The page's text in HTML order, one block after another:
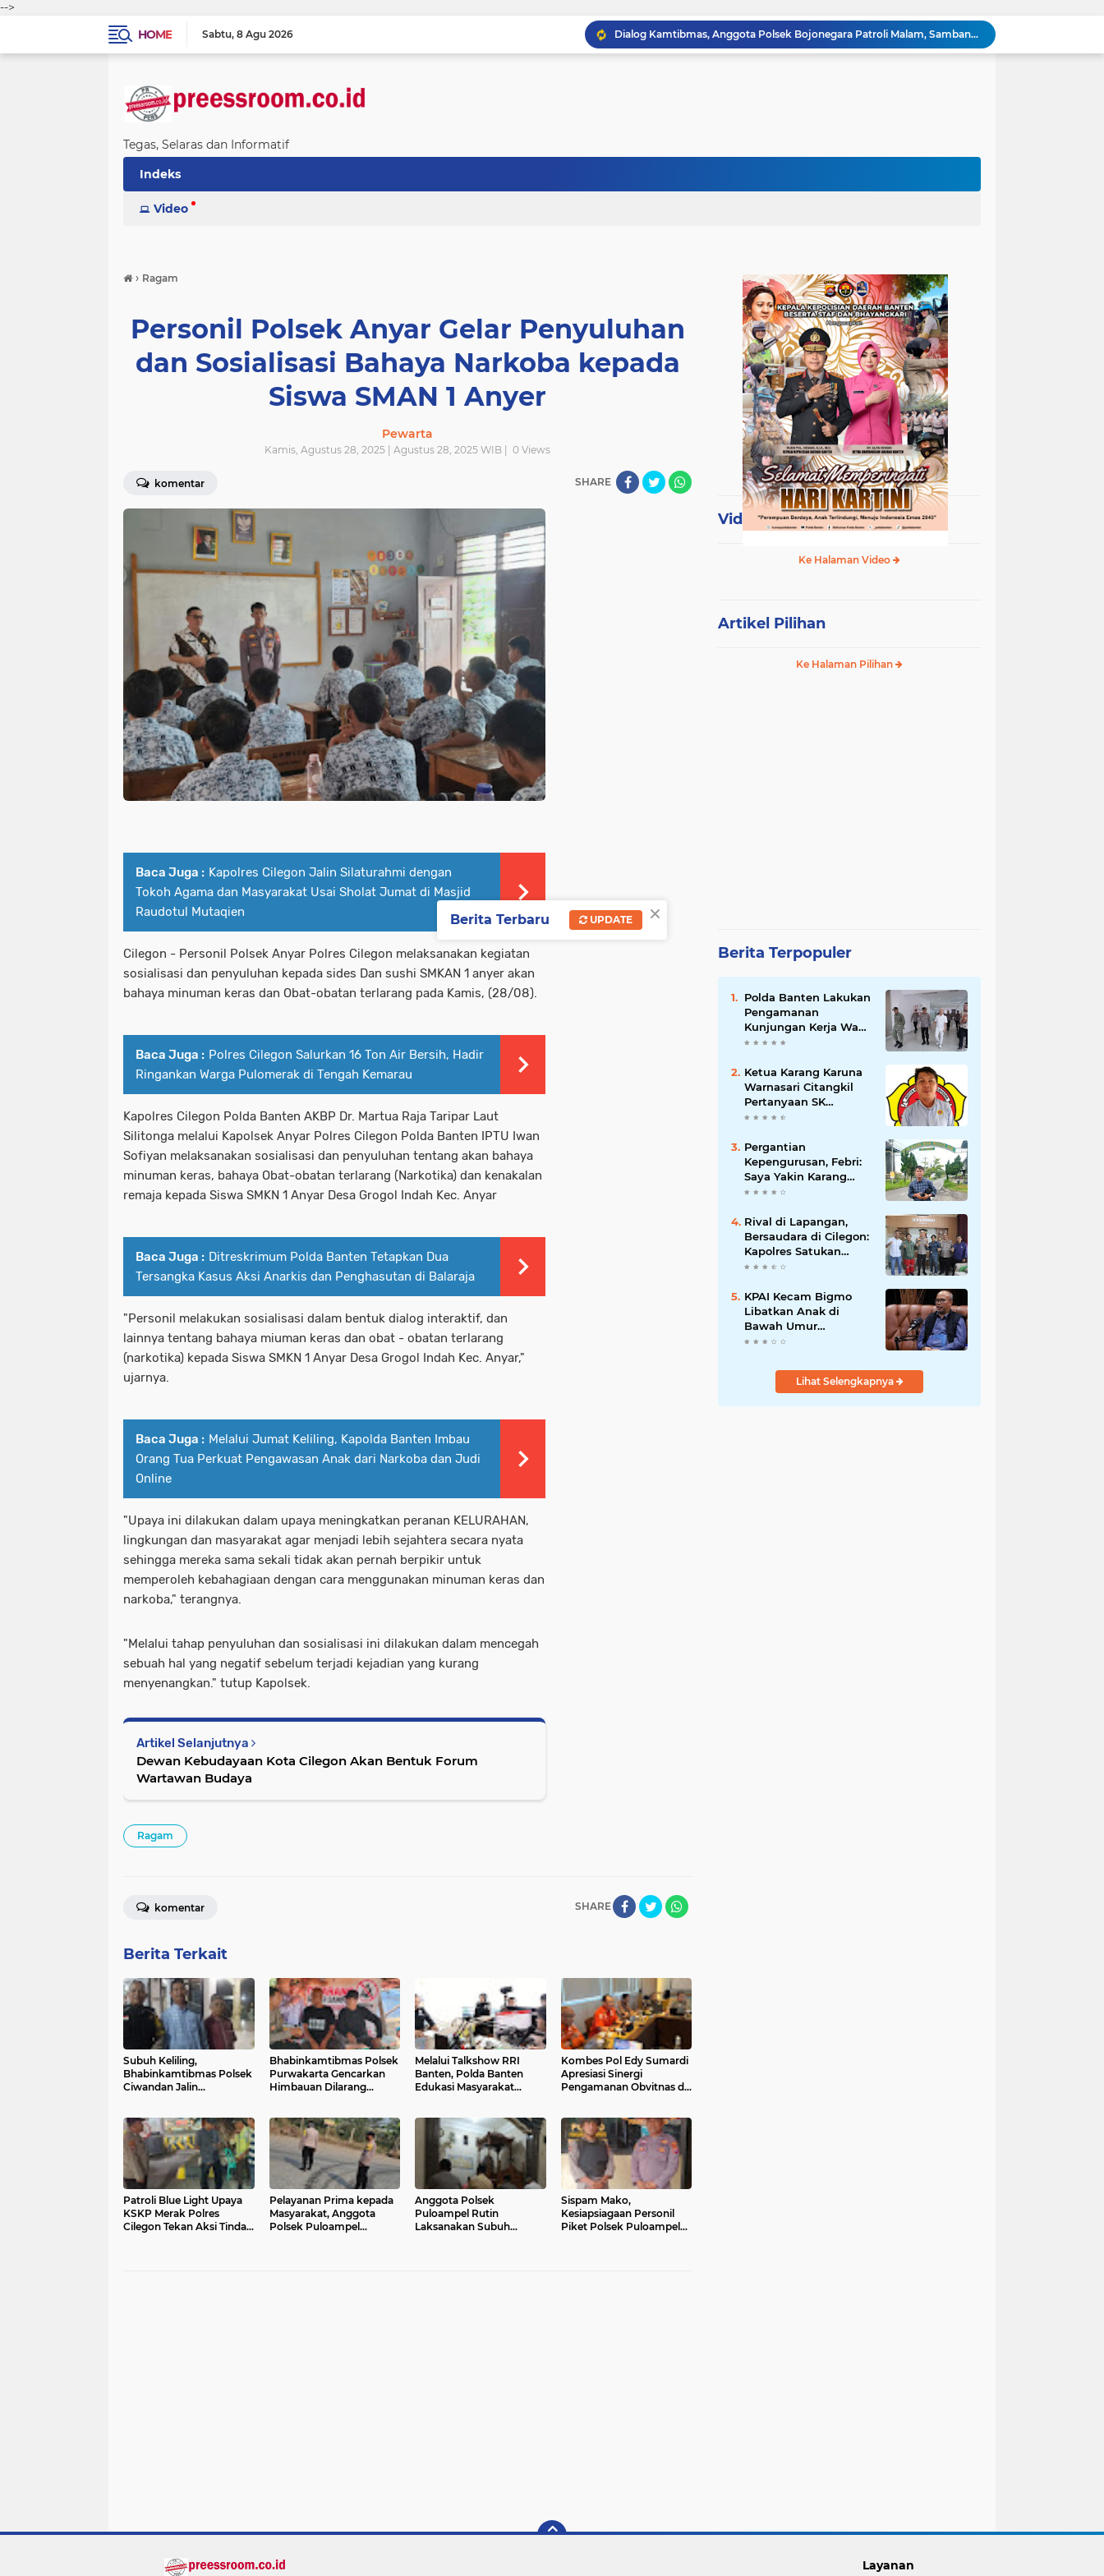
-->
HOME
Sabtu 8 Agu 2026
Dialog Kamtibmas, Anggota Polsek Bojonegara Patroli Malam, Sambangi Warga Sosialisasi Layanan Kepolisian 110
Polsek Bojonegara Salurkan 24 Ribu Liter Air Bersih dan Tandon, Hadirkan Harapan di Tengah Kemarau
Patroli Blue Light dan Dialogis, Polsek Ciwandan Perkuat Sinergitas dengan Warga Wujudkan Situasi Kondusif
Tegas, Selaras dan Informatif
Indeks
Video
› Ragam
Personil Polsek Anyar Gelar Penyuluhan
dan Sosialisasi Bahaya Narkoba kepada
Siswa SMAN 1 Anyer
Pewarta
Kamis, Agustus 28, 2025 | Agustus 28, 2025 WIB | 0 Views
komentar SHARE
Baca Juga : Kapolres Cilegon Jalin Silaturahmi dengan
Tokoh Agama dan Masyarakat Usai Sholat Jumat di Masjid
Raudotul Mutaqien
Cilegon - Personil Polsek Anyar Polres Cilegon melaksanakan kegiatan
sosialisasi dan penyuluhan kepada sides Dan sushi SMKAN 1 anyer akan
bahaya minuman keras dan Obat-obatan terlarang pada Kamis, (28/08).
Baca Juga : Polres Cilegon Salurkan 16 Ton Air Bersih, Hadir
Ringankan Warga Pulomerak di Tengah Kemarau
Kapolres Cilegon Polda Banten AKBP Dr. Martua Raja Taripar Laut
Silitonga melalui Kapolsek Anyar Polres Cilegon Polda Banten IPTU Iwan
Sofiyan melaksanakan sosialisasi dan penyuluhan tentang akan bahaya
minuman keras, bahaya Obat-obatan terlarang (Narkotika) dan kenakalan
remaja kepada Siswa SMKN 1 Anyar Desa Grogol Indah Kec. Anyar
Baca Juga : Ditreskrimum Polda Banten Tetapkan Dua
Tersangka Kasus Aksi Anarkis dan Penghasutan di Balaraja
"Personil melakukan sosialisasi dalam bentuk dialog interaktif, dan
lainnya tentang bahaya miuman keras dan obat - obatan terlarang
(narkotika) kepada Siswa SMKN 1 Anyar Desa Grogol Indah Kec. Anyar,"
ujarnya.
Baca Juga : Melalui Jumat Keliling, Kapolda Banten Imbau
Orang Tua Perkuat Pengawasan Anak dari Narkoba dan Judi
Online
"Upaya ini dilakukan dalam upaya meningkatkan peranan KELURAHAN,
lingkungan dan masyarakat agar menjadi lebih sejahtera secara nyata
sehingga mereka sama sekali tidak akan pernah berpikir untuk
memperoleh kebahagiaan dengan cara menggunakan minuman keras dan
narkoba," terangnya.
"Melalui tahap penyuluhan dan sosialisasi ini dilakukan dalam mencegah
sebuah hal yang negatif sebelum terjadi kejadian yang kurang
menyenangkan." tutup Kapolsek.
Artikel Selanjutnya
Dewan Kebudayaan Kota Cilegon Akan Bentuk Forum
Wartawan Budaya
Ragam
SHARE
komentar
Berita Terkait
Subuh Keliling,
Bhabinkamtibmas Polsek
Ciwandan Jalin
Kamtibmas
Bhabinkamtibmas Polsek
Purwakarta Gencarkan
Himbauan Dilarang
Musim Kemarau
Melalui Talkshow RRI
Banten, Polda Banten
Edukasi Masyarakat
Pembakaran Lahan
Kombes Pol Edy Sumardi
Apresiasi Sinergi
Pengamanan Obvitnas di
Patroli Blue Light Upaya
KSKP Merak Polres
Cilegon Tekan Aksi Tindak
Pelayanan Prima kepada
Masyarakat, Anggota
Polsek Puloampel
Anggota Polsek
Puloampel Rutin
Laksanakan Subuh
Sispam Mako,
Kesiapsiagaan Personil
Piket Polsek Puloampel
Video Terpopuler
Ke Halaman Video
Artikel Pilihan
Ke Halaman Pilihan
Berita Terpopuler
Polda Banten Lakukan
Pengamanan
Kunjungan Kerja Wakil
Presiden RI
Ketua Karang Karuna
Warnasari Citangkil
Pertanyaan SK
Karetaker dan Urgensi
Berduka
Pergantian
Kepengurusan, Febri:
Saya Yakin Karang
Taruna Wanakarsa
Kepemimpinan Bung
Entus Jauh Membawa
Manfaat
Rival di Lapangan,
Bersaudara di Cilegon:
Kapolres Satukan
Viking dan Jak Mania
Piala Presiden 2026
KPAI Kecam Bigmo
Libatkan Anak di
Bawah Umur
Promosikan Liquid
Bertindak Tegas
Lihat Selengkapnya
Layanan
×
Berita Terbaru UPDATE